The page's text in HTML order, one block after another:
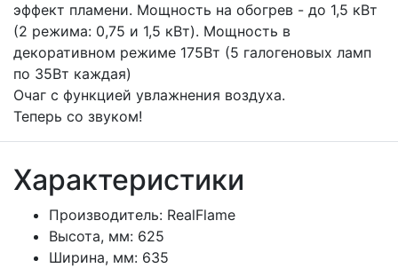
эффект пламени. Мощность на обогрев - до 1,5 кВт
(2 режима: 0,75 и 1,5 кВт). Мощность в
декоративном режиме 175Вт (5 галогеновых ламп
по 35Вт каждая)
Очаг с функцией увлажнения воздуха.
Теперь со звуком!
Характеристики
Производитель: RealFlame
Высота, мм: 625
Ширина, мм: 635